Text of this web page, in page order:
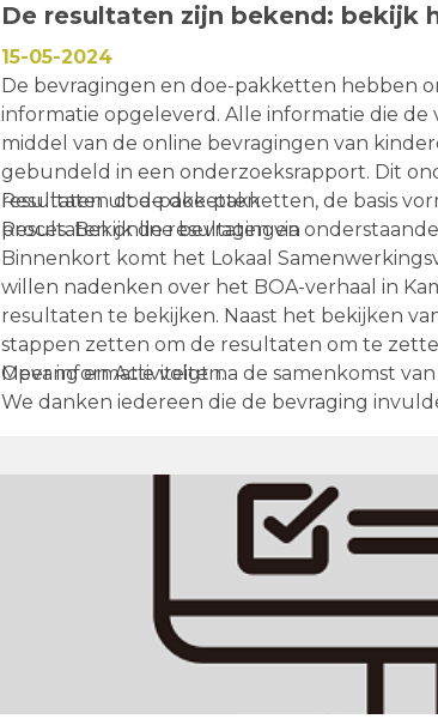
De resultaten zijn bekend: bekijk
15-05-2024
De bevragingen en doe-pakketten hebben
informatie opgeleverd. Alle informatie die
middel van de online bevragingen van
gebundeld in een onderzoeksrapport. Dit
resultaten uit de doe-pakketten, de basis
proces. Bekijk de resultaten via
Resultaten doe-pakketten
Resultaten online bevragingen
Binnenkort komt het Lokaal
willen nadenken over het BOA-verhaal in
resultaten te bekijken. Naast het bekijken
stappen zetten om de resultaten om te
Opvang en Activiteiten.
Meer informatie volgt na de samenkomst
We danken iedereen die de bevraging